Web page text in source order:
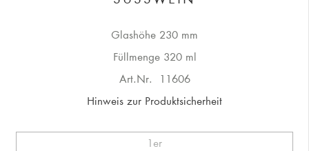
Glashöhe 230 mm
Füllmenge 320 ml
Art.Nr. 11606
Hinweis zur Produktsicherheit
1er